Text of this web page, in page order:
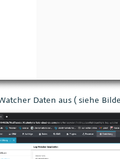
Daten aus ( siehe